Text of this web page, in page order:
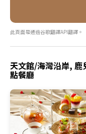
此頁面是通過谷歌翻譯API翻譯。
天文館/海灣沿岸, 鹿
點餐廳